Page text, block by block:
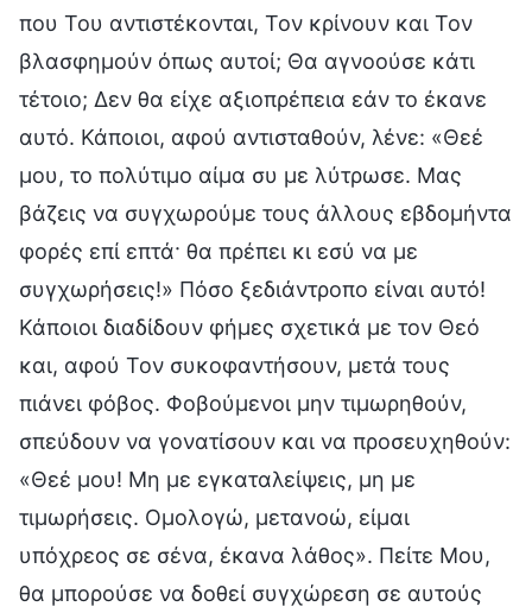
που Του αντιστέκονται, Τον κρίνουν και Τον
βλασφημούν όπως αυτοί; Θα αγνοούσε κάτι
τέτοιο; Δεν θα είχε αξιοπρέπεια εάν το έκανε
αυτό. Κάποιοι, αφού αντισταθούν, λένε: «Θεέ
μου, το πολύτιμο αίμα συ με λύτρωσε. Μας
βάζεις να συγχωρούμε τους άλλους εβδομήντα
φορές επί επτά· θα πρέπει κι εσύ να με
συγχωρήσεις!» Πόσο ξεδιάντροπο είναι αυτό!
Κάποιοι διαδίδουν φήμες σχετικά με τον Θεό
και, αφού Τον συκοφαντήσουν, μετά τους
πιάνει φόβος. Φοβούμενοι μην τιμωρηθούν,
σπεύδουν να γονατίσουν και να προσευχηθούν:
«Θεέ μου! Μη με εγκαταλείψεις, μη με
τιμωρήσεις. Ομολογώ, μετανοώ, είμαι
υπόχρεος σε σένα, έκανα λάθος». Πείτε Μου,
θα μπορούσε να δοθεί συγχώρεση σε αυτούς